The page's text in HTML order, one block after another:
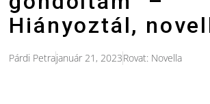
Hiányoztál,
Párdi Petrajanuár 21, 2023Rovat: Novella